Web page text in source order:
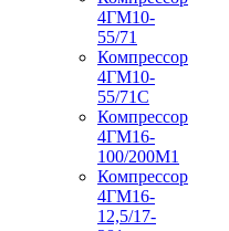
4ГМ10-
55/71
Компрессор
4ГМ10-
55/71С
Компрессор
4ГМ16-
100/200М1
Компрессор
4ГМ16-
12,5/17-